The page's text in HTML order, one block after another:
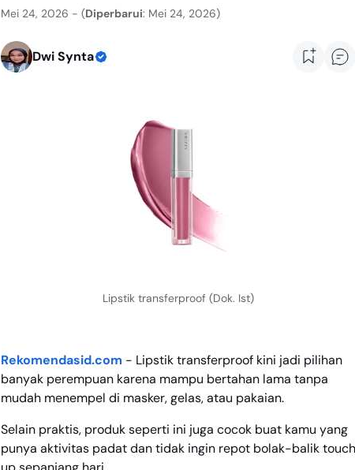
Mei 24, 2026 - (Diperbarui: Mei 24, 2026)
Dwi Synta
Lipstik transferproof (Dok. Ist)
Rekomendasid.com - Lipstik transferproof kini jadi pilihan
banyak perempuan karena mampu bertahan lama tanpa
mudah menempel di masker, gelas, atau pakaian.
Selain praktis, produk seperti ini juga cocok buat kamu yang
punya aktivitas padat dan tidak ingin repot bolak-balik touch